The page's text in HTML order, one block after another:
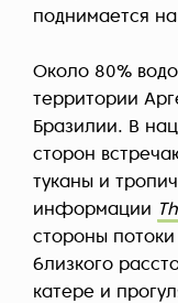
поднимается
Около 80%
территории
Бразилии. В
сторон
туканы и
информации
стороны
близкого
катере и